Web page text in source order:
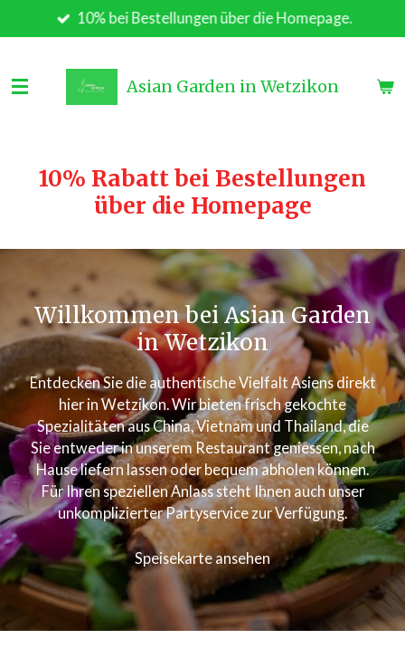
Hauptinhalt
10% bei Bestellungen über die Homepage.
Asian Garden in Wetzikon
10% Rabatt bei Bestellungen
über die Homepage
Willkommen bei Asian Garden
in Wetzikon
Entdecken Sie die authentische Vielfalt Asiens direkt
hier in Wetzikon. Wir bieten frisch gekochte
Spezialitäten aus China, Vietnam und Thailand, die
Sie entweder in unserem Restaurant geniessen, nach
Hause liefern lassen oder bequem abholen können.
Für Ihren speziellen Anlass steht Ihnen auch unser
unkomplizierter Partyservice zur Verfügung.
Speisekarte ansehen